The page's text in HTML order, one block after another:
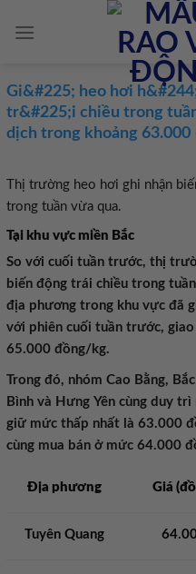
Gi&#225; heo hơi
tr&#225;i chiều trong
dịch trong khoảng 63.000
Thị trường heo hơi ghi nhận
trong tuần vừa qua.
Tại khu vực miền Bắc
So với cuối tuần trước, thị
biến động trái chiều trong
địa phương trong khu vực đã
với phiên cuối tuần trước,
65.000 đồng/kg.
Trong đó, nhóm Cao Bằng,
Bình và Hưng Yên cùng duy
giữ mức thấp nhất là 63.000
cùng mua bán ở mức 64.000
Địa phương Giá
Tuyên Quang